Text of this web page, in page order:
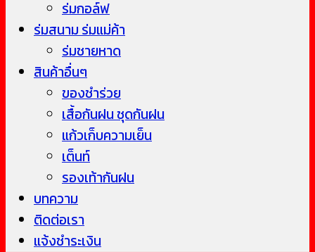
ร่มกอล์ฟ
ร่มสนาม ร่มแม่ค้า
ร่มชายหาด
สินค้าอื่นๆ
ของชำร่วย
เสื้อกันฝน ชุดกันฝน
แก้วเก็บความเย็น
เต็นท์
รองเท้ากันฝน
บทความ
ติดต่อเรา
แจ้งชำระเงิน